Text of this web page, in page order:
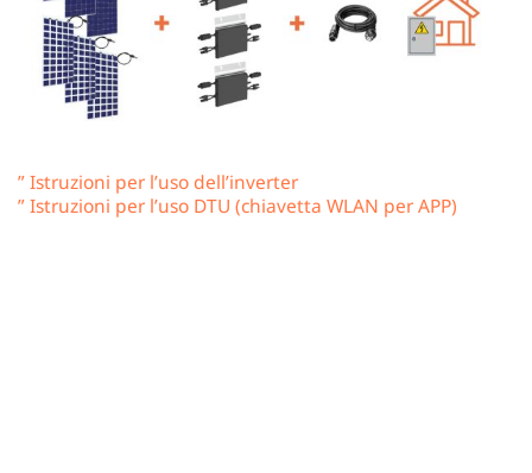
” Istruzioni per l’uso dell’inverter
” Istruzioni per l’uso DTU (chiavetta WLAN per APP)